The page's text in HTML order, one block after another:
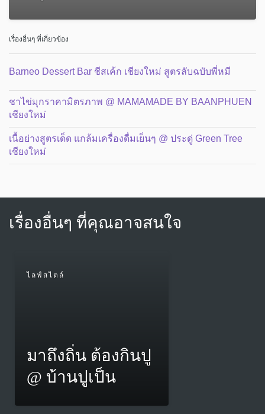
เรื่องอื่นๆ ที่เกี่ยวข้อง
Barneo Dessert Bar ชีสเค้ก เชียงใหม่ สูตรลับฉบับพี่หมี
ชาไข่มุกราคามิตรภาพ @ MAMAMADE BY BAANPHUEN
เชียงใหม่
เนื้อย่างสูตรเด็ด แกล้มเครื่องดื่มเย็นๆ @ ประดู่ Green Tree
เชียงใหม่
เรื่องอื่นๆ ที่คุณอาจสนใจ
ไลฟ์สไตล์
มาถึงถิ่น ต้องกินปู
@ บ้านปูเป็น